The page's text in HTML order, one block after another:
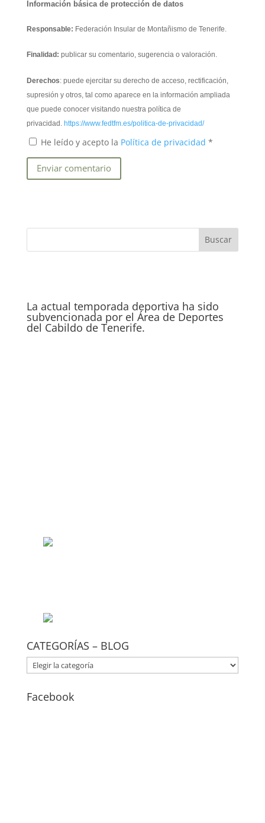
Información básica de protección de datos
Responsable: Federación Insular de Montañismo de Tenerife.
Finalidad: publicar su comentario, sugerencia o valoración.
Derechos: puede ejercitar su derecho de acceso, rectificación,
supresión y otros, tal como aparece en la información ampliada
que puede conocer visitando nuestra política de
privacidad. https://www.fedtfm.es/politica-de-privacidad/
He leído y acepto la Política de privacidad *
La actual temporada deportiva ha sido
subvencionada por el Área de Deportes
del Cabildo de Tenerife.
CATEGORÍAS – BLOG
CATEGORÍAS
–
Facebook